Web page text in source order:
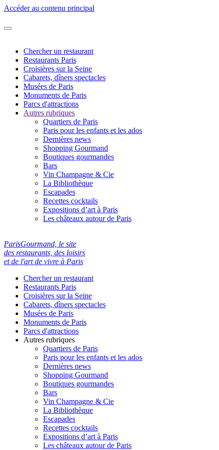
Accéder au contenu principal
Chercher un restaurant
Restaurants Paris
Croisières sur la Seine
Cabarets, dîners spectacles
Musées de Paris
Monuments de Paris
Parcs d'attractions
Autres rubriques
Quartiers de Paris
Paris pour les enfants et les ados
Dernières news
Shopping Gourmand
Boutiques gourmandes
Bars
Vin Champagne & Cie
La Bibliothèque
Escapades
Recettes cocktails
Expositions d’art à Paris
Les châteaux autour de Paris
ParisGourmand, le site
des restaurants, des loisirs
et de l'art de vivre à Paris
Chercher un restaurant
Restaurants Paris
Croisières sur la Seine
Cabarets, dîners spectacles
Musées de Paris
Monuments de Paris
Parcs d'attractions
Autres rubriques
Quartiers de Paris
Paris pour les enfants et les ados
Dernières news
Shopping Gourmand
Boutiques gourmandes
Bars
Vin Champagne & Cie
La Bibliothèque
Escapades
Recettes cocktails
Expositions d’art à Paris
Les châteaux autour de Paris